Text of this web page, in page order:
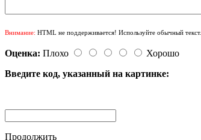
Внимание: HTML не поддерживается! Используйте обычный текст.
Оценка: Плохо
Хорошо
Введите код, указанный на картинке:
Продолжить